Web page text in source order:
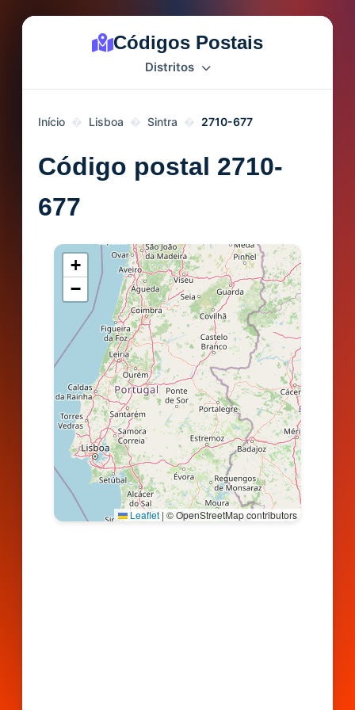
Códigos Postais
Distritos
Início Lisboa Sintra 2710-677
Código postal 2710-
677
+
−
Leaflet | © OpenStreetMap contributors